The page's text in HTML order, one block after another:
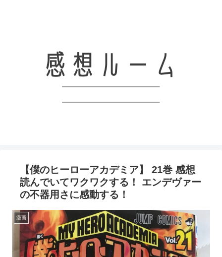
【僕のヒーローアカデミア】 21巻 感想
読んでいてワクワクする！ エンデヴァー
の不器用さに感動する！
漫画